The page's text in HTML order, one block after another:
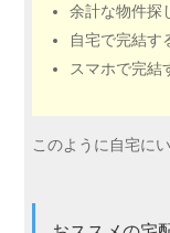
余計な物件探
自宅で完結す
スマホで完結
このように自宅に